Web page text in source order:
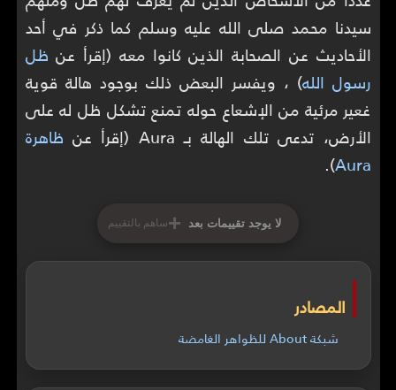
سيدنا محمد صلى الله عليه وسلم كما ذكر في أحد
الأحاديث عن الصحابة الذين كانوا معه (إقرأ عن ظل
رسول الله) ، ويفسر البعض ذلك بوجود هالة قوية
غعير مرئية من الإشعاع حوله تمنع تشكل ظل له على
الأرض، تدعى تلك الهالة بـ Aura (إقرأ عن
ظاهرة
Aura
).
لا يوجد تقييمات بعد +ساهم بالتقييم
المصادر
شبكة About للظواهر الغامضة